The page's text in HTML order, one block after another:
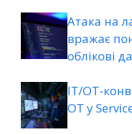
Атака на
вражає
облікові
ІТ/ОТ-
ОТ у